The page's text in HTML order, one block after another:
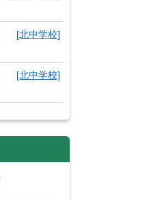
[北中学校]
[北中学校]